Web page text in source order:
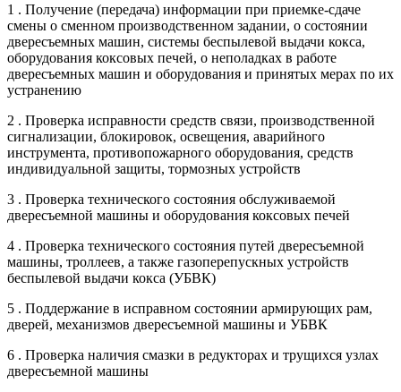
1 . Получение (передача) информации при приемке-сдаче
смены о сменном производственном задании, о состоянии
двересъемных машин, системы беспылевой выдачи кокса,
оборудования коксовых печей, о неполадках в работе
двересъемных машин и оборудования и принятых мерах по их
устранению
2 . Проверка исправности средств связи, производственной
сигнализации, блокировок, освещения, аварийного
инструмента, противопожарного оборудования, средств
индивидуальной защиты, тормозных устройств
3 . Проверка технического состояния обслуживаемой
двересъемной машины и оборудования коксовых печей
4 . Проверка технического состояния путей двересъемной
машины, троллеев, а также газоперепускных устройств
беспылевой выдачи кокса (УБВК)
5 . Поддержание в исправном состоянии армирующих рам,
дверей, механизмов двересъемной машины и УБВК
6 . Проверка наличия смазки в редукторах и трущихся узлах
двересъемной машины